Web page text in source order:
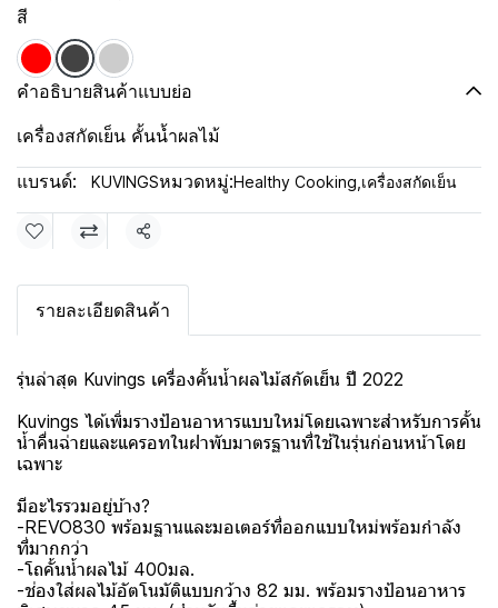
สี
คำอธิบายสินค้าแบบย่อ
เครื่องสกัดเย็น คั้นน้ำผลไม้
แบรนด์: KUVINGSหมวดหมู่:Healthy Cooking เครื่องสกัดเย็น
แชร์
รายละเอียดสินค้า
รุ่นล่าสุด Kuvings เครื่องคั้นน้ำผลไม้สกัดเย็น ปี 2022
Kuvings ได้เพิ่มรางป้อนอาหารแบบใหม่โดยเฉพาะสำหรับการคั้น
น้ำคื่นฉ่ายและแครอทในฝาพับมาตรฐานที่ใช้ในรุ่นก่อนหน้าโดย
เฉพาะ
มีอะไรรวมอยู่บ้าง?
-REVO830 พร้อมฐานและมอเตอร์ที่ออกแบบใหม่พร้อมกำลัง
ที่มากกว่า
-โถคั้นน้ำผลไม้ 400มล.
-ช่องใส่ผลไม้อัตโนมัติแบบกว้าง 82 มม. พร้อมรางป้อนอาหาร